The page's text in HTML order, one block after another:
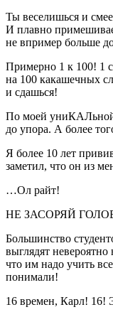
Ты веселишься и
И плавно
не впример больше
Примерно 1 к 100! 1
на 100 какашечных
и сдашься!
По моей
до упора. А более
Я более 10 лет
заметил, что он из
…Ол райт!
НЕ ЗАСОРЯЙ
Большинство
выглядят
что им надо учить
понимали!
16 времен, Карл! 16!